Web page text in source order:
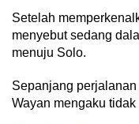
Setelah
menyebut sedang
menuju Solo.
Sepanjang
Wayan mengaku